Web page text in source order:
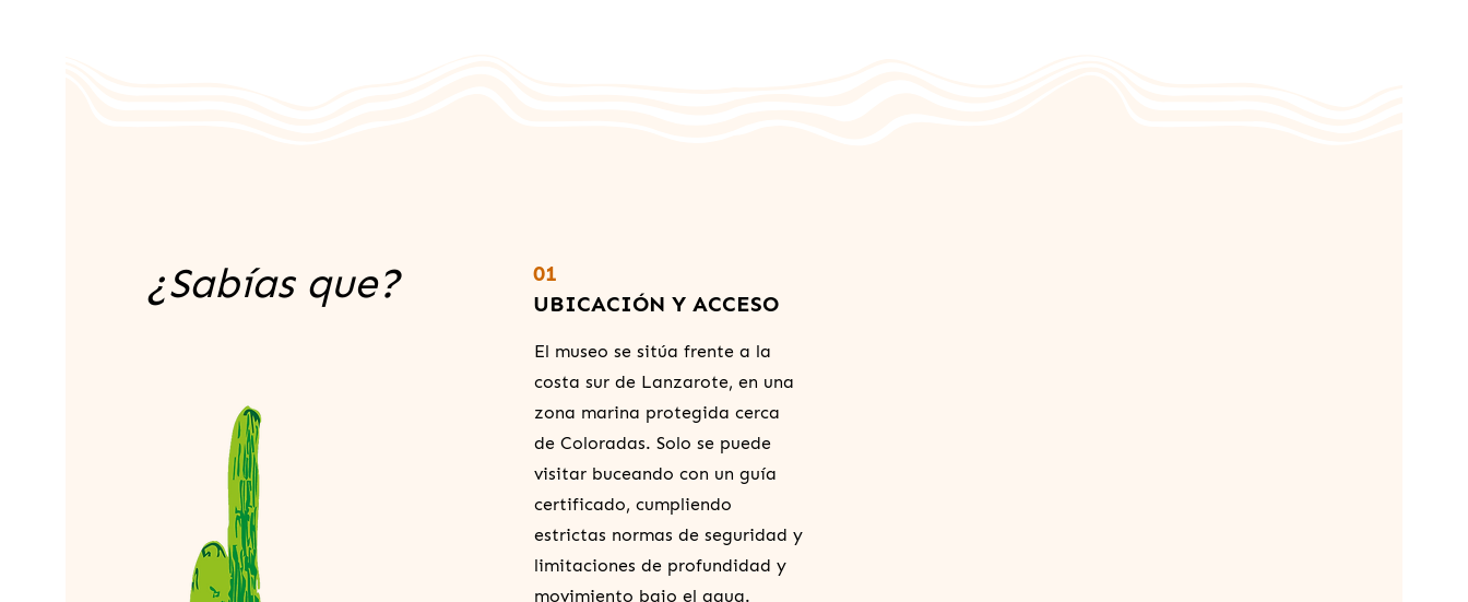
¿Sabías que?
01
UBICACIÓN Y ACCESO
El museo se sitúa frente a la
costa sur de Lanzarote, en una
zona marina protegida cerca
de Coloradas. Solo se puede
visitar buceando con un guía
certificado, cumpliendo
estrictas normas de seguridad y
limitaciones de profundidad y
movimiento bajo el agua.